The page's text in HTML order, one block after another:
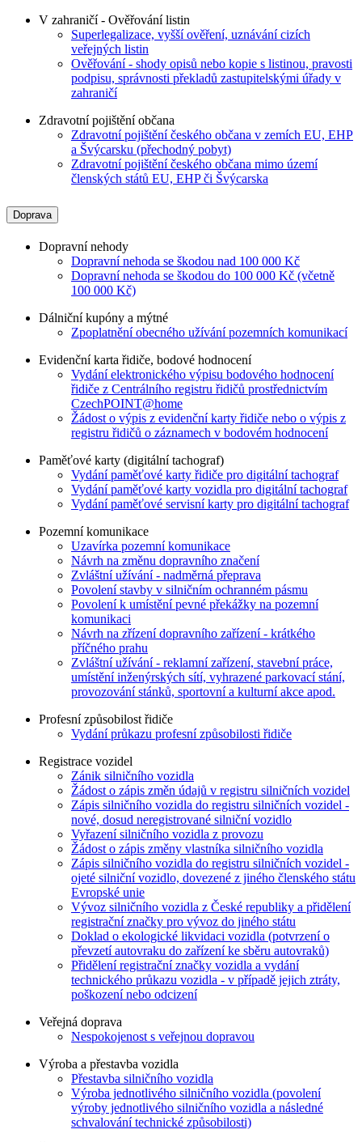
V zahraničí - Ověřování listin
Superlegalizace, vyšší ověření, uznávání cizích
veřejných listin
Ověřování - shody opisů nebo kopie s listinou, pravosti
podpisu, správnosti překladů zastupitelskými úřady v
zahraničí
Zdravotní pojištění občana
Zdravotní pojištění českého občana v zemích EU, EHP
a Švýcarsku (přechodný pobyt)
Zdravotní pojištění českého občana mimo území
členských států EU, EHP či Švýcarska
Doprava
Dopravní nehody
Dopravní nehoda se škodou nad 100 000 Kč
Dopravní nehoda se škodou do 100 000 Kč (včetně
100 000 Kč)
Dálniční kupóny a mýtné
Zpoplatnění obecného užívání pozemních komunikací
Evidenční karta řidiče, bodové hodnocení
Vydání elektronického výpisu bodového hodnocení
řidiče z Centrálního registru řidičů prostřednictvím
CzechPOINT@home
Žádost o výpis z evidenční karty řidiče nebo o výpis z
registru řidičů o záznamech v bodovém hodnocení
Paměťové karty (digitální tachograf)
Vydání paměťové karty řidiče pro digitální tachograf
Vydání paměťové karty vozidla pro digitální tachograf
Vydání paměťové servisní karty pro digitální tachograf
Pozemní komunikace
Uzavírka pozemní komunikace
Návrh na změnu dopravního značení
Zvláštní užívání - nadměrná přeprava
Povolení stavby v silničním ochranném pásmu
Povolení k umístění pevné překážky na pozemní
komunikaci
Návrh na zřízení dopravního zařízení - krátkého
příčného prahu
Zvláštní užívání - reklamní zařízení, stavební práce,
umístění inženýrských sítí, vyhrazené parkovací stání,
provozování stánků, sportovní a kulturní akce apod.
Profesní způsobilost řidiče
Vydání průkazu profesní způsobilosti řidiče
Registrace vozidel
Zánik silničního vozidla
Žádost o zápis změn údajů v registru silničních vozidel
Zápis silničního vozidla do registru silničních vozidel -
nové, dosud neregistrované silniční vozidlo
Vyřazení silničního vozidla z provozu
Žádost o zápis změny vlastníka silničního vozidla
Zápis silničního vozidla do registru silničních vozidel -
ojeté silniční vozidlo, dovezené z jiného členského státu
Evropské unie
Vývoz silničního vozidla z České republiky a přidělení
registrační značky pro vývoz do jiného státu
Doklad o ekologické likvidaci vozidla (potvrzení o
převzetí autovraku do zařízení ke sběru autovraků)
Přidělení registrační značky vozidla a vydání
technického průkazu vozidla - v případě jejich ztráty,
poškození nebo odcizení
Veřejná doprava
Nespokojenost s veřejnou dopravou
Výroba a přestavba vozidla
Přestavba silničního vozidla
Výroba jednotlivého silničního vozidla (povolení
výroby jednotlivého silničního vozidla a následné
schvalování technické způsobilosti)